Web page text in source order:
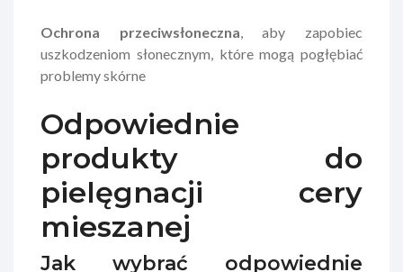
Ochrona przeciwsłoneczna , aby zapobiec
uszkodzeniom słonecznym, które mogą pogłębiać
problemy skórne
Odpowiednie
produkty do
pielęgnacji cery
mieszanej
Jak wybrać odpowiednie